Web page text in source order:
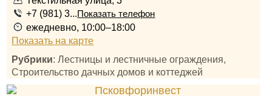
+7 (981) 3...Показать телефон
ежедневно, 10:00–18:00
Показать на карте
Рубрики: Лестницы и лестничные ограждения,
Строительство дачных домов и коттеджей